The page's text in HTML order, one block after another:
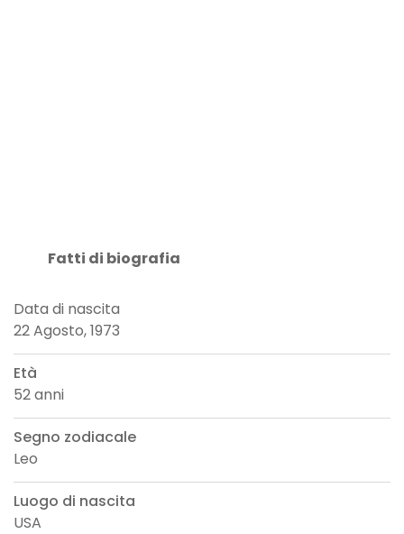
Fatti di biografia
Data di nascita
22 Agosto, 1973
Età
52 anni
Segno zodiacale
Leo
Luogo di nascita
USA